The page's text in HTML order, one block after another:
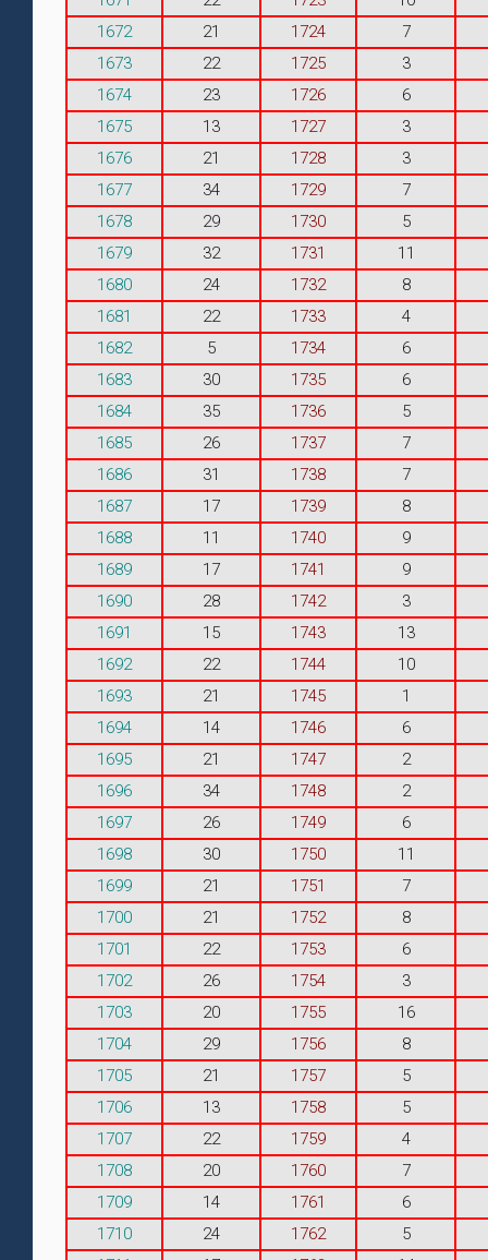
1672
21 1724 7
1673
22 1725 3
1674
23 1726 6
1675
13 1727 3
1676
21 1728 3
1677
34 1729 7
1678
29 1730 5
1679
32 1731 11
1680
24 1732 8
1681
22 1733 4
1682
5 1734 6
1683
30 1735 6
1684
35 1736 5
1685
26 1737 7
1686
31 1738 7
1687
17 1739 8
1688
11 1740 9
1689
17 1741 9
1690
28 1742 3
1691
15 1743 13
1692
22 1744 10
1693
21 1745 1
1694
14 1746 6
1695
21 1747 2
1696
34 1748 2
1697
26 1749 6
1698
30 1750 11
1699
21 1751 7
1700
21 1752 8
1701
22 1753 6
1702
26 1754 3
1703
20 1755 16
1704
29 1756 8
1705
21 1757 5
1706
13 1758 5
1707
22 1759 4
1708
20 1760 7
1709
14 1761 6
1710
24 1762 5